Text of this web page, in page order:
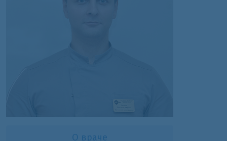
О враче